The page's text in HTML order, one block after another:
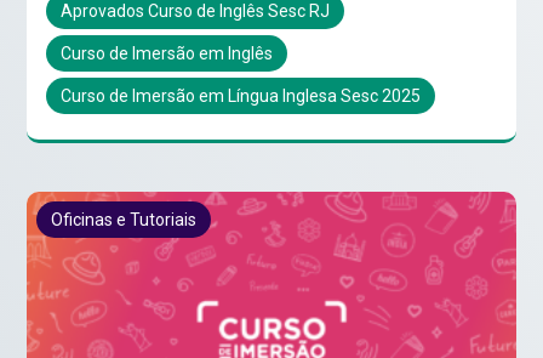
Aprovados Curso de Inglês Sesc RJ
Curso de Imersão em Inglês
Curso de Imersão em Língua Inglesa Sesc 2025
Oficinas e Tutoriais